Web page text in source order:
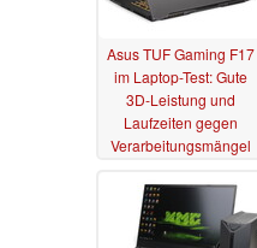
Asus TUF Gaming F17
im Laptop-Test: Gute
3D-Leistung und
Laufzeiten gegen
Verarbeitungsmängel
07.04.2022